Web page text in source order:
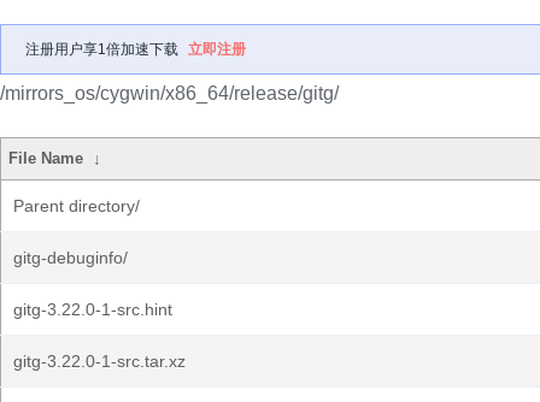
注册用户享1倍加速下载 立即注册
/mirrors_os/cygwin/x86_64/release/gitg/
File Name ↓
Parent directory/
gitg-debuginfo/
gitg-3.22.0-1-src.hint
gitg-3.22.0-1-src.tar.xz